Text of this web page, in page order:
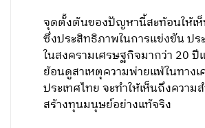
จุดตั้งต้นของปัญหานี้สะท้อนให้เห็
ซึ่งประสิทธิภาพในการแข่งขัน ปร
ในสงครามเศรษฐกิจมากว่า 20 ปี
ย้อนดูสาเหตุความพ่ายแพ้ในทาง
ประเทศไทย จะทำให้เห็นถึงความ
สร้างทุนมนุษย์อย่างแท้จริง